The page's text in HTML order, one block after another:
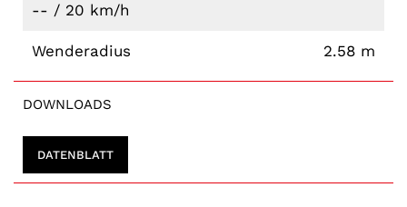
-- / 20 km/h
Wenderadius 2.58 m
DOWNLOADS
DATENBLATT